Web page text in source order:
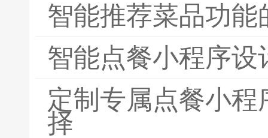
智能推荐菜品功
智能点餐小程序设
定制专属点餐小
择